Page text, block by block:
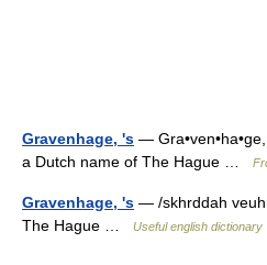
Gravenhage, 's —
a Dutch name of The Hague …
Gravenhage, 's — /skhrddah
The Hague …
Useful english dictionary